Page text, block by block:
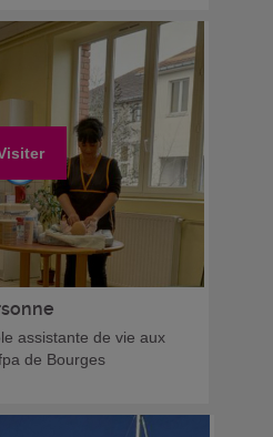
assistante de vie aux
de Bourges